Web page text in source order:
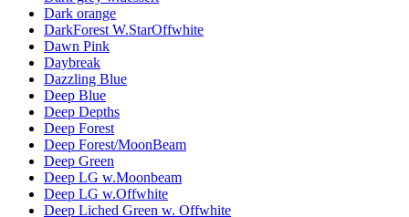
Dark orange
DarkForest W.StarOffwhite
Dawn Pink
Daybreak
Dazzling Blue
Deep Blue
Deep Depths
Deep Forest
Deep Forest/MoonBeam
Deep Green
Deep LG w.Moonbeam
Deep LG w.Offwhite
Deep Liched Green w. Offwhite